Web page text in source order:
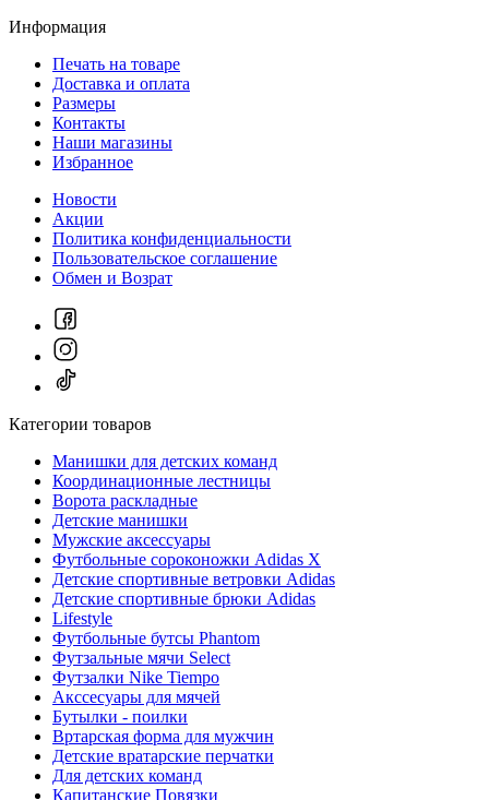
Информация
Печать на товаре
Доставка и оплата
Размеры
Контакты
Наши магазины
Избранное
Новости
Акции
Политика конфиденциальности
Пользовательское соглашение
Обмен и Возрат
Категории товаров
Манишки для детских команд
Координационные лестницы
Ворота раскладные
Детские манишки
Мужские аксессуары
Футбольные сороконожки Adidas Х
Детские спортивные ветровки Adidas
Детские спортивные брюки Adidas
Lifestyle
Футбольные бутсы Phantom
Футзальные мячи Select
Футзалки Nike Tiempo
Акссесуары для мячей
Бутылки - поилки
Вртарская форма для мужчин
Детские вратарские перчатки
Для детских команд
Капитанские Повязки